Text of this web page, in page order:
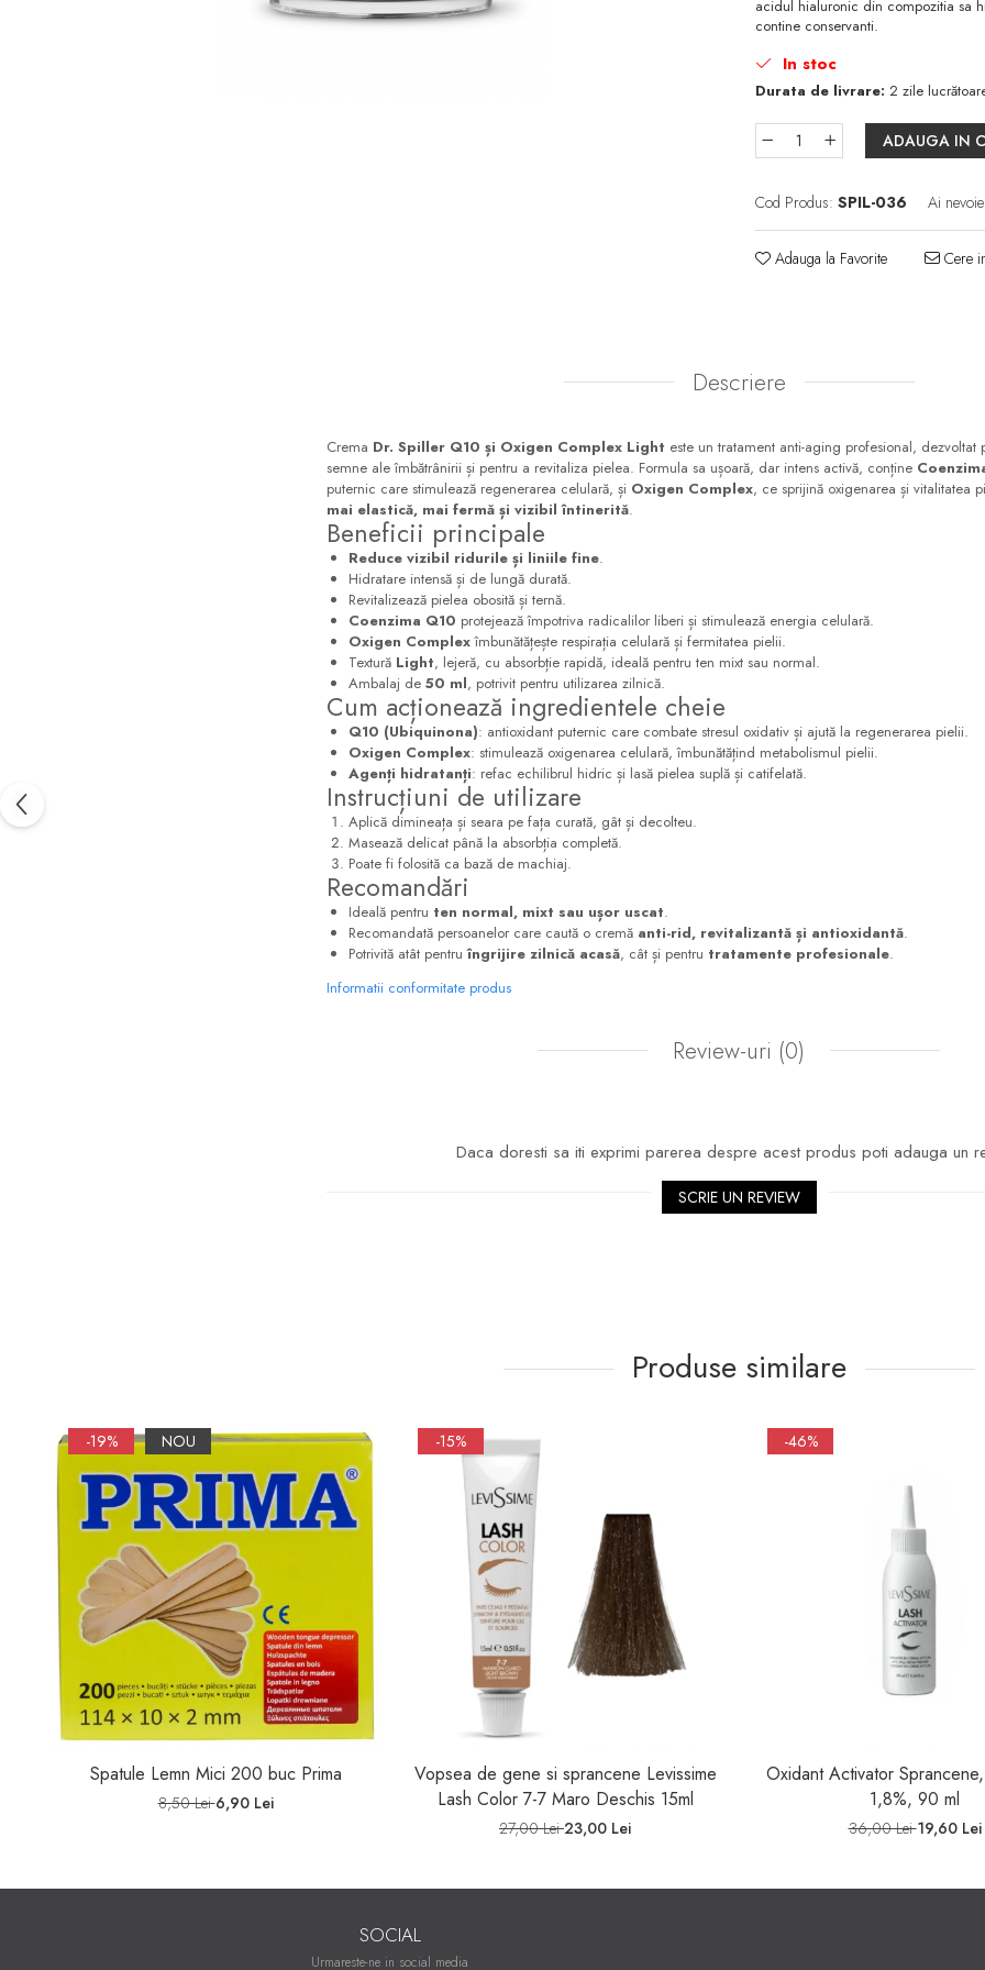
acidul hialuronic din compozitia sa
contine conservanti.
In stoc
Durata de livrare: 2 zile
ADAUGA IN
Cod Produs: SPIL-036 Ai
Adauga la Favorite Cere
Descriere
Crema Dr. Spiller Q10 și Oxigen Complex Light este un tratament anti-aging profesional,
semne ale îmbătrânirii și pentru a revitaliza pielea. Formula sa ușoară, dar intens activă, conține
puternic care stimulează regenerarea celulară, și Oxigen Complex, ce sprijină oxigenarea și vitalitatea
mai elastică, mai fermă și vizibil întinerită.
Beneficii principale
Reduce vizibil ridurile și liniile fine.
Hidratare intensă și de lungă durată.
Revitalizează pielea obosită și ternă.
Coenzima Q10 protejează împotriva radicalilor liberi și stimulează energia celulară.
Oxigen Complexîmbunătățește respirația celulară și fermitatea pielii.
Textură Light, lejeră, cu absorbție rapidă, ideală pentru ten mixt sau normal.
Ambalaj de 50 ml, potrivit pentru utilizarea zilnică.
Cum acționează ingredientele cheie
Q10 (Ubiquinona): antioxidant puternic care combate stresul oxidativ și ajută la regenerarea pielii.
Oxigen Complex: stimulează oxigenarea celulară, îmbunătățind metabolismul pielii.
Agenți hidratanți: refac echilibrul hidric și lasă pielea suplă și catifelată.
Instrucțiuni de utilizare
Aplică dimineața și seara pe fața curată, gât și decolteu.
Masează delicat până la absorbția completă.
Poate fi folosită ca bază de machiaj.
Recomandări
Ideală pentru ten normal, mixt sau ușor uscat.
Recomandată persoanelor care caută o cremă anti-rid, revitalizantă și antioxidantă.
Potrivită atât pentruîngrijire zilnică acasă, cât și pentru tratamente profesionale.
Informatii conformitate produs
Review-uri (0)
Daca doresti sa iti exprimi parerea despre acest produs poti adauga un
SCRIE UN REVIEW
Produse similare
-19% NOU
Spatule Lemn Mici 200 buc Prima
8,50 Lei6,90 Lei
-15%
Vopsea de gene si sprancene Levissime
Lash Color 7-7 Maro Deschis 15ml
27,00 Lei23,00 Lei
-46%
Oxidant Activator
1,8%, 90 ml
36,00 Lei19,60 Lei
SOCIAL
Urmareste-ne in social media